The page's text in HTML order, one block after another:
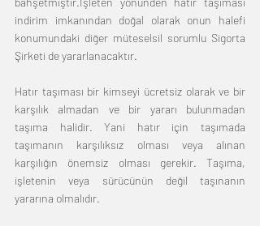
indirim imkanından doğal olarak onun halefi
konumundaki diğer müteselsil sorumlu Sigorta
Şirketi de yararlanacaktır.
Hatır taşıması bir kimseyi ücretsiz olarak ve bir
karşılık almadan ve bir yararı bulunmadan
taşıma halidir. Yani hatır için taşımada
taşımanın karşılıksız olması veya alınan
karşılığın önemsiz olması gerekir. Taşıma,
işletenin veya sürücünün değil taşınanın
yararına olmalıdır.